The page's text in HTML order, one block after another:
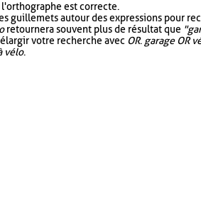
est correcte.
guillemets autour des expressions pour
retournera souvent plus de résultat que
votre recherche avec OR. garage OR
vélo.